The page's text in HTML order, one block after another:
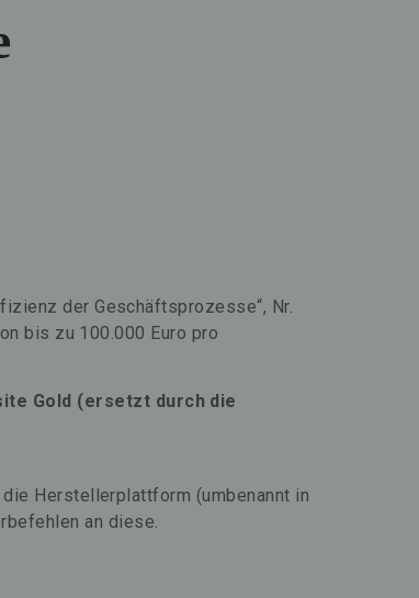
der Geschäftsprozesse“, Nr.
bis zu 100.000 Euro pro
Gold (ersetzt durch die
die Herstellerplattform (umbenannt in
an diese.